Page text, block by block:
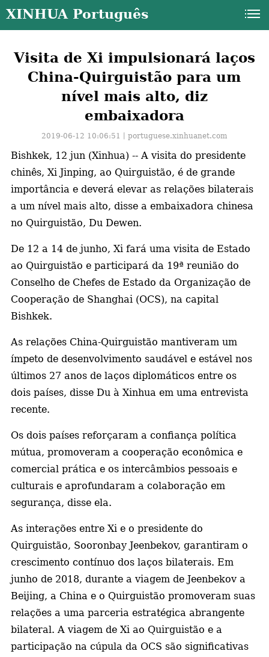
XINHUA Português
Visita de Xi impulsionará laços
China-Quirguistão para um
nível mais alto, diz
embaixadora
2019-06-12 10:06:51丨portuguese.xinhuanet.com
Bishkek, 12 jun (Xinhua) -- A visita do presidente
chinês, Xi Jinping, ao Quirguistão, é de grande
importância e deverá elevar as relações bilaterais
a um nível mais alto, disse a embaixadora chinesa
no Quirguistão, Du Dewen.
De 12 a 14 de junho, Xi fará uma visita de Estado
ao Quirguistão e participará da 19ª reunião do
Conselho de Chefes de Estado da Organização de
Cooperação de Shanghai (OCS), na capital
Bishkek.
As relações China-Quirguistão mantiveram um
ímpeto de desenvolvimento saudável e estável nos
últimos 27 anos de laços diplomáticos entre os
dois países, disse Du à Xinhua em uma entrevista
recente.
Os dois países reforçaram a confiança política
mútua, promoveram a cooperação econômica e
comercial prática e os intercâmbios pessoais e
culturais e aprofundaram a colaboração em
segurança, disse ela.
As interações entre Xi e o presidente do
Quirguistão, Sooronbay Jeenbekov, garantiram o
crescimento contínuo dos laços bilaterais. Em
junho de 2018, durante a viagem de Jeenbekov a
Beijing, a China e o Quirguistão promoveram suas
relações a uma parceria estratégica abrangente
bilateral. A viagem de Xi ao Quirguistão e a
participação na cúpula da OCS são significativas